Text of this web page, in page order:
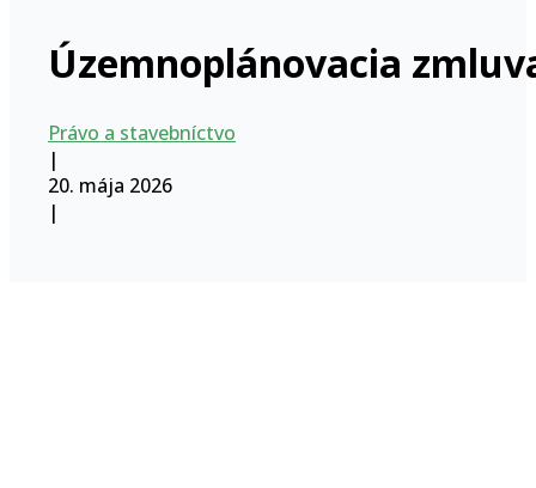
Územnoplánovacia
Právo a stavebníctvo
|
20. mája 2026
|